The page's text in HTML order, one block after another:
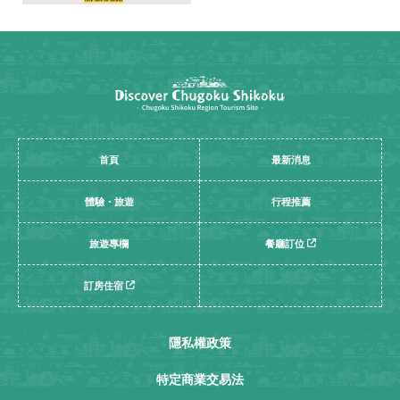
首頁 最新消息
體驗・旅遊 行程推薦
旅遊專欄 餐廳訂位
訂房住宿
隱私權政策
特定商業交易法